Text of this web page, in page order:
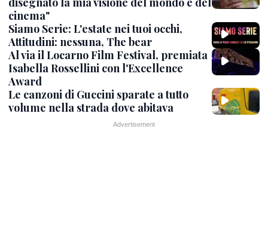
cinema"
Siamo Serie: L'estate nei tuoi occhi,
Attitudini: nessuna, The bear
Al via il Locarno Film Festival, premiata
Isabella Rossellini con l'Excellence
Award
Le canzoni di Guccini sparate a tutto
volume nella strada dove abitava